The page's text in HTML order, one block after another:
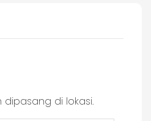
di lokasi.